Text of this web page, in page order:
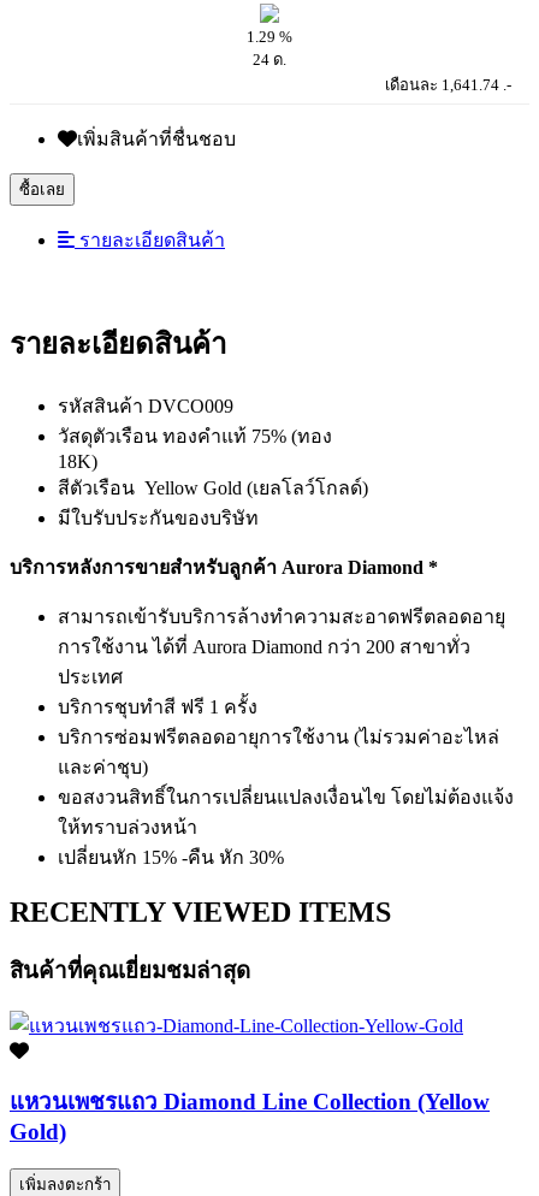
1.29 %
24 ด.
เดือนละ 1,641.74 .-
เพิ่มสินค้าที่ชื่นชอบ
ซื้อเลย
รายละเอียดสินค้า
รายละเอียดสินค้า
รหัสสินค้า DVCO009
วัสดุตัวเรือน ทองคำแท้ 75% (ทอง
18K)
สีตัวเรือน Yellow Gold (เยลโลว์โกลด์)
มีใบรับประกันของบริษัท
บริการหลังการขายสำหรับลูกค้า Aurora Diamond *
สามารถเข้ารับบริการล้างทำความสะอาดฟรีตลอดอายุ
การใช้งาน ได้ที่ Aurora Diamond กว่า 200 สาขาทั่ว
ประเทศ
บริการชุบทำสี ฟรี 1 ครั้ง
บริการซ่อมฟรีตลอดอายุการใช้งาน (ไม่รวมค่าอะไหล่
และค่าชุบ)
ขอสงวนสิทธิ์ในการเปลี่ยนแปลงเงื่อนไข โดยไม่ต้องแจ้ง
ให้ทราบล่วงหน้า
เปลี่ยนหัก 15% -คืน หัก 30%
RECENTLY VIEWED ITEMS
สินค้าที่คุณเยี่ยมชมล่าสุด
แหวนเพชรแถว Diamond Line Collection (Yellow
Gold)
เพิ่มลงตะกร้า